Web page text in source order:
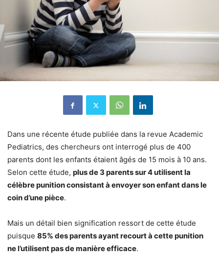
Dans une récente étude publiée dans la revue Academic
Pediatrics, des chercheurs ont interrogé plus de 400
parents dont les enfants étaient âgés de 15 mois à 10 ans.
Selon cette étude, plus de 3 parents sur 4 utilisent la
célèbre punition consistant à envoyer son enfant dans le
coin d’une pièce.
Mais un détail bien signification ressort de cette étude
puisque 85% des parents ayant recourt à cette punition
ne l’utilisent pas de manière efficace.